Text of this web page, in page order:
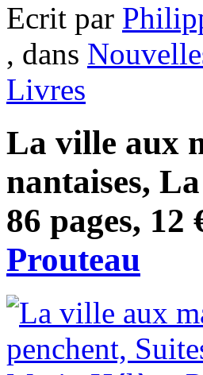
Ecrit par
, dans
Livres
La ville aux
nantaises,
86 pages,
Prouteau